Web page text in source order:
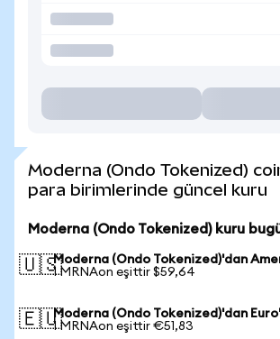
Moderna (Ondo Tokenized)
para birimlerinde güncel kuru
Moderna (Ondo Tokenized) kuru
🇺🇸Moderna (Ondo Tokenized)'dan
1 MRNAon eşittir $59,64
🇪🇺Moderna (Ondo Tokenized)'dan
1 MRNAon eşittir €51,83